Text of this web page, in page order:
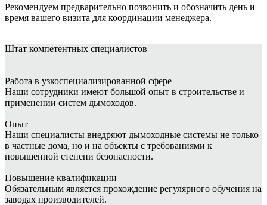
Рекомендуем предварительно позвонить и обозначить день и
время вашего визита для координации менеджера.
Штат компетентных специалистов
Работа в узкоспециализированной сфере
Наши сотрудники имеют большой опыт в строительстве и
применении систем дымоходов.
Опыт
Наши специалисты внедряют дымоходные системы не только
в частные дома, но и на объекты с требованиями к
повышенной степени безопасности.
Повышение квалификации
Обязательным является прохождение регулярного обучения на
заводах производителей.